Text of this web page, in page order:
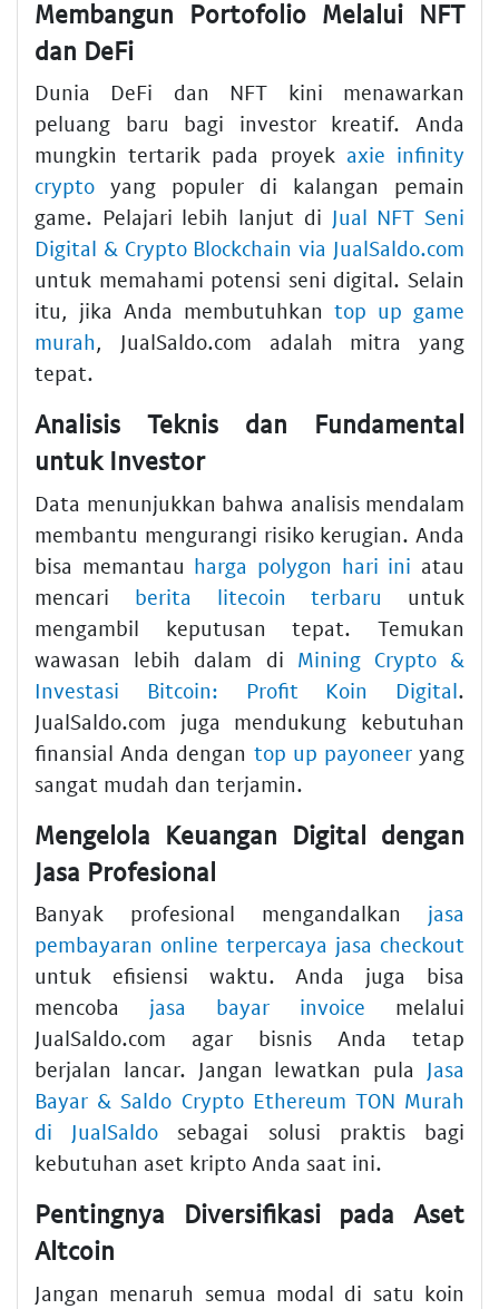
Membangun Portofolio Melalui NFT
dan DeFi
Dunia DeFi dan NFT kini menawarkan
peluang baru bagi investor kreatif. Anda
mungkin tertarik pada proyek axie infinity
crypto yang populer di kalangan pemain
game. Pelajari lebih lanjut di Jual NFT Seni
Digital & Crypto Blockchain via JualSaldo.com
untuk memahami potensi seni digital. Selain
itu, jika Anda membutuhkan top up game
murah, JualSaldo.com adalah mitra yang
tepat.
Analisis Teknis dan Fundamental
untuk Investor
Data menunjukkan bahwa analisis mendalam
membantu mengurangi risiko kerugian. Anda
bisa memantau harga polygon hari ini atau
mencari berita litecoin terbaru untuk
mengambil keputusan tepat. Temukan
wawasan lebih dalam di Mining Crypto &
Investasi Bitcoin: Profit Koin Digital.
JualSaldo.com juga mendukung kebutuhan
finansial Anda dengan top up payoneeryang
sangat mudah dan terjamin.
Mengelola Keuangan Digital dengan
Jasa Profesional
Banyak profesional mengandalkan jasa
pembayaran online terpercaya jasa checkout
untuk efisiensi waktu. Anda juga bisa
mencoba jasa bayar invoice melalui
JualSaldo.com agar bisnis Anda tetap
berjalan lancar. Jangan lewatkan pula Jasa
Bayar & Saldo Crypto Ethereum TON Murah
di JualSaldo sebagai solusi praktis bagi
kebutuhan aset kripto Anda saat ini.
Pentingnya Diversifikasi pada Aset
Altcoin
Jangan menaruh semua modal di satu koin